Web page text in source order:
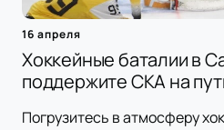
16 апреля
Хоккейные баталии в
поддержите СКА на
Погрузитесь в атмосферу